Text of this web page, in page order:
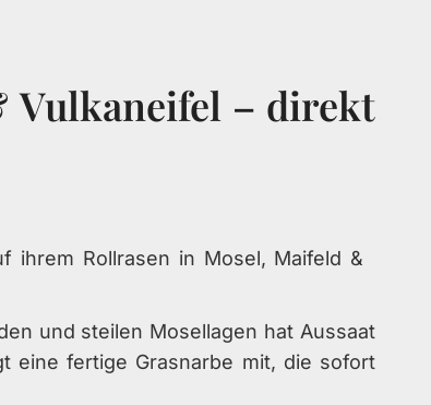
Vulkaneifel – direkt
und steilen Mosellagen hat Aussaat
eine fertige Grasnarbe mit, die sofort